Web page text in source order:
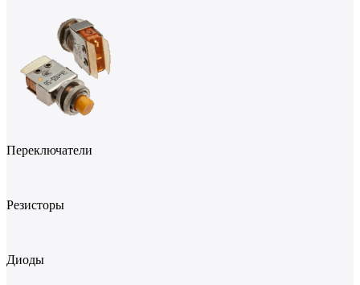
Переключатели
Резисторы
Диоды